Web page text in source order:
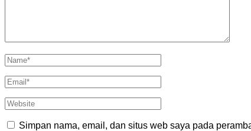
Simpan nama, email, dan situs web saya pada